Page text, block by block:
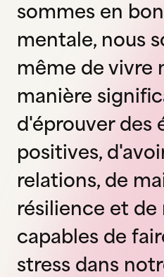
sommes en
mentale, nous
même de vivre
manière
d'éprouver des
positives,
relations, de
résilience et de
capables de
stress dans